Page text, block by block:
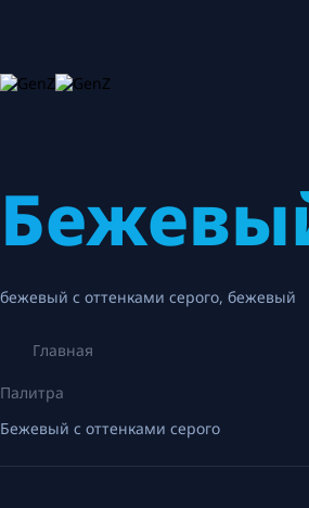
бежевый с оттенками серого, бежевый
Главная
Палитра
Бежевый с оттенками серого